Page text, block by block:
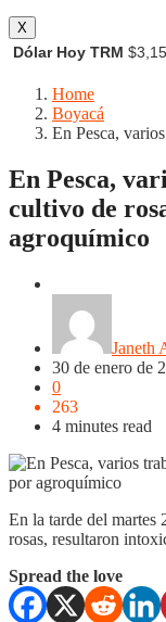
X
Dólar Hoy TRM
Home
Boyacá
En Pesca,
En Pesca,
cultivo de
agroquímico
Janeth
30 de enero de
0
263
4 minutes read
En la tarde del martes
rosas, resultaron
Spread the love